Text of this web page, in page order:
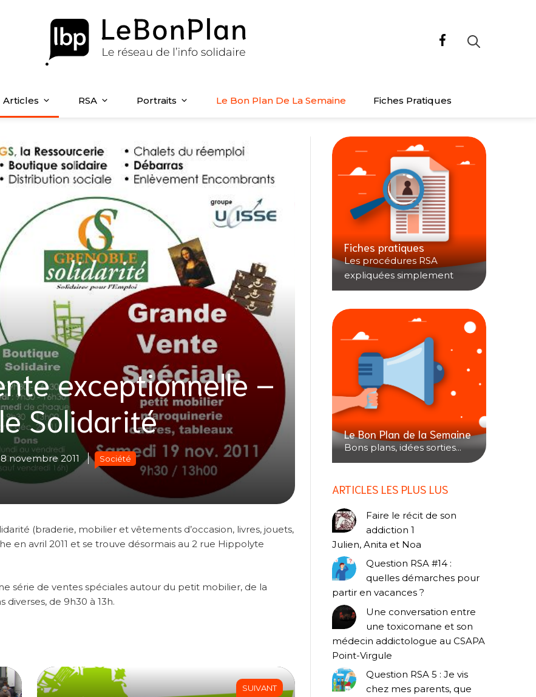
Articles RSA Portraits Le Bon Plan De La Semaine Fiches Pratiques
exceptionnelle –
Solidarité
novembre 2011 Société
(braderie, mobilier et vêtements d’occasion, livres, jouets,
en avril 2011 et se trouve désormais au 2 rue Hippolyte
série de ventes spéciales autour du petit mobilier, de la
de 9h30 à 13h.
SUIVANT
Fiches pratiques
Les procédures RSA
expliquées simplement
Le Bon Plan de la Semaine
Bons plans, idées sorties...
ARTICLES LES PLUS LUS
Faire le récit de son
addiction 1
Julien, Anita et Noa
Question RSA #14 :
quelles démarches pour
partir en vacances ?
Une conversation entre
une toxicomane et son
médecin addictologue au CSAPA
Point-Virgule
Question RSA 5 : Je vis
chez mes parents, que